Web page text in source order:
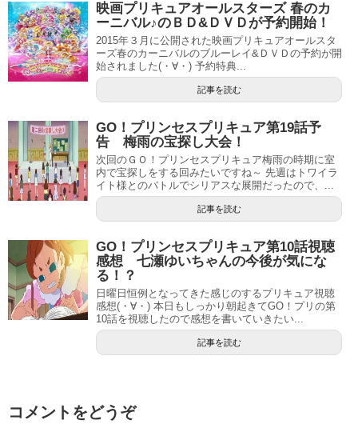
映画プリキュアオールスターズ 春のカ
ーニバル♪のＢＤ&ＤＶＤが予約開始！
2015年３月に公開された映画プリキュアオールスタ
ーズ春のカーニバルのブルーレイ&ＤＶＤの予約が開
始されました(・∀・) 予約特典...
記事を読む
GO！プリンセスプリキュア第19話予
告 梅雨の宝探し大会！
次回のＧＯ！プリンセスプリキュア梅雨の時期に室
内で宝探しをする回みたいですね～ 先週はトワイラ
イト様とのバトルでシリアスな展開だったので、...
記事を読む
GO！プリンセスプリキュア第10話視聴
感想 七瀬ゆいちゃんの今後が気にな
る！？
日曜日恒例となってきた感じのするプリキュア視聴
感想(・∀・) 本日もしっかり朝起きてGO！プリの第
10話を視聴したので感想を書いていきたい...
記事を読む
コメントをどうぞ